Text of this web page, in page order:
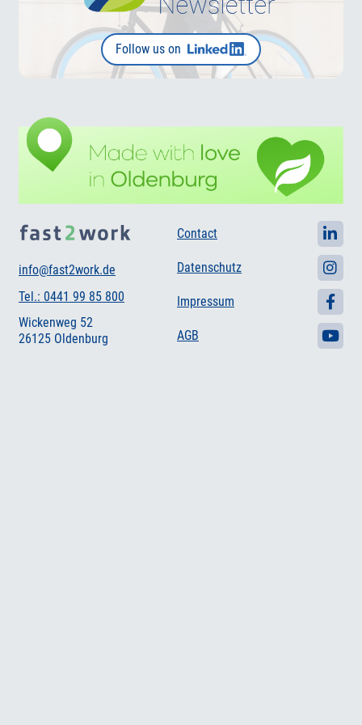
Follow us on
info@fast2work.de
Tel.: 0441 99 85 800
Wickenweg 52
26125 Oldenburg
Contact
Datenschutz
Impressum
AGB